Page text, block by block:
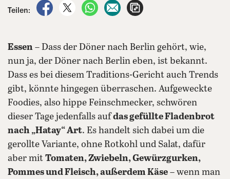
Teilen:
auf Facebook teilen
auf X teilenper WhatsApp teilen
per E-Mail teilen
Essen – Dass der Döner nach Berlin gehört, wie,
nun ja, der Döner nach Berlin eben, ist bekannt.
Dass es bei diesem Traditions-Gericht auch Trends
gibt, könnte hingegen überraschen. Aufgeweckte
Foodies, also hippe Feinschmecker, schwören
dieser Tage jedenfalls aufdas gefüllte Fladenbrot
nach „Hatay“ Art. Es handelt sich dabei um die
gerollte Variante, ohne Rotkohl und Salat, dafür
aber mit Tomaten, Zwiebeln, Gewürzgurken,
Pommes und Fleisch, außerdem Käse – wenn man